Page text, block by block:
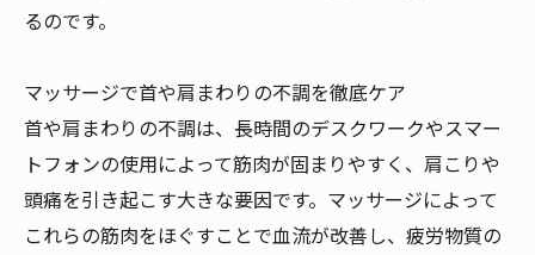
るのです。
マッサージで首や肩まわりの不調を徹底ケア
首や肩まわりの不調は、長時間のデスクワークやスマー
トフォンの使用によって筋肉が固まりやすく、肩こりや
頭痛を引き起こす大きな要因です。マッサージによって
これらの筋肉をほぐすことで血流が改善し、疲労物質の